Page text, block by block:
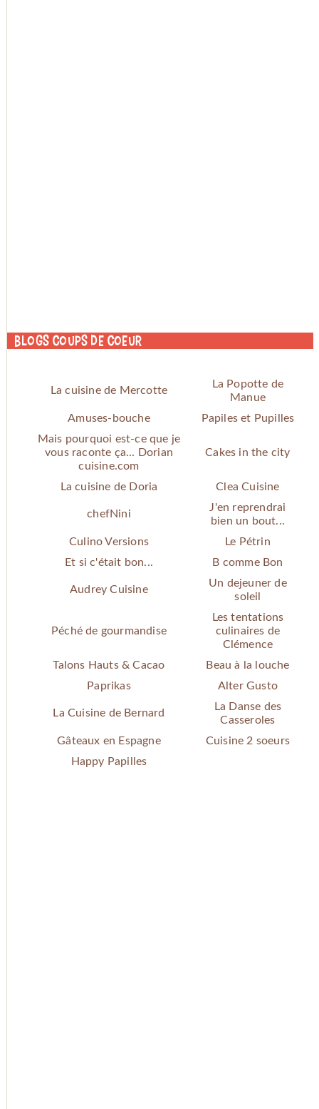
Blogs coups de coeur
La cuisine de Mercotte
La Popotte de
Manue
Amuses-bouche
Papiles et Pupilles
Mais pourquoi est-ce que je
vous raconte ça... Dorian
cuisine.com
Cakes in the city
La cuisine de Doria Clea Cuisine
chefNini
J'en reprendrai
bien un bout...
Culino Versions
Le Pétrin
Et si c'était bon...
B comme Bon
Audrey Cuisine
Un dejeuner de
soleil
Péché de gourmandise
Les tentations
culinaires de
Clémence
Talons Hauts & Cacao
Beau à la louche
Paprikas
Alter Gusto
La Cuisine de Bernard
La Danse des
Casseroles
Gâteaux en Espagne
Cuisine 2 soeurs
Happy Papilles